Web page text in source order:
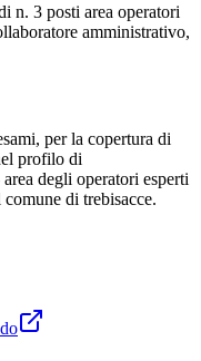
n. 3 posti area operatori
amministrativo,
per la copertura di
profilo di
degli operatori esperti
di trebisacce.